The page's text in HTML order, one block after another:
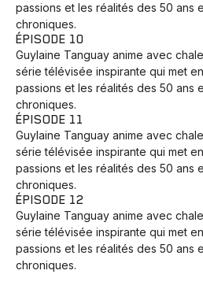
Animaux Avenir Bingo
Histoires
Voyage
passions et les réalités des 50 ans
chroniques.
ÉPISODE 10
Guylaine Tanguay anime avec
série télévisée inspirante qui met
passions et les réalités des 50 ans
chroniques.
ÉPISODE 11
Guylaine Tanguay anime avec
série télévisée inspirante qui met
passions et les réalités des 50 ans
chroniques.
ÉPISODE 12
Guylaine Tanguay anime avec
série télévisée inspirante qui met
passions et les réalités des 50 ans
chroniques.